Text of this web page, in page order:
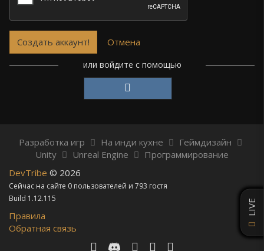
LIVE
Отмена
или войдите с помощью
Разработка игр На инди кухне
Геймдизайн
Unity
Unreal Engine
Программирование
DevTribe © 2026
Сейчас на сайте 0 пользователей и 793 гостя
Build 1.12.115
Правила
Обратная связь